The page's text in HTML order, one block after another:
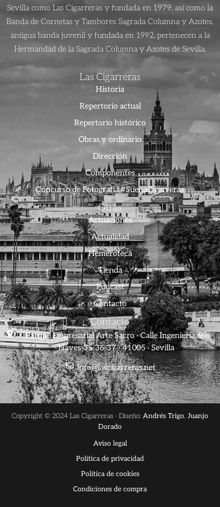
Sevilla como Las Cigarreras y fundada en 1979, así como la
Banda de Cornetas y Tambores Sagrada Columna y Azotes,
antigua banda juvenil y fundada en 1992, pertenecen a la
Hermandad de la Sagrada Columna y Azotes de Sevilla.
Las Cigarreras
Historia
Repertorio actual
Repertorio histórico
Obras y ordinario
Dirección
Componentes
Concurso de Fotografía #SuenaCigarreras
Otras
Actuaciones
Actualidad
Hemeroteca
Tienda
Podcast
Contacto
Contacto
Parque Empresarial Arte Sacro · Calle Ingeniería, 9 ·
Naves 35-36-37 · 41005 · Sevilla
info@lascigarreras.net
Copyright © 2024 Las Cigarreras · Diseño: Andrés Trigo, Juanjo
Dorado
Aviso legal
Política de privacidad
Política de cookies
Condiciones de compra